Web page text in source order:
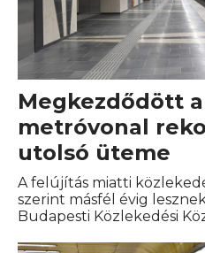
Megkezdődött a
metróvonal
utolsó üteme
A felújítás miatti
szerint másfél évig
Budapesti Közlekedési